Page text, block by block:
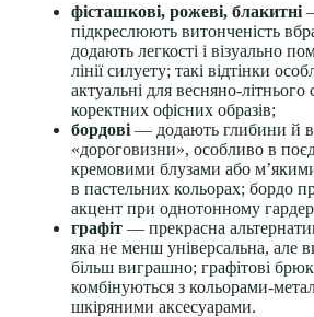
фісташкові, рожеві, блакитні
підкреслюють витонченість
додають легкості і візуально
лінії силуету; такі відтінки
актуальні для весняно-літнього
коректних офісних образів;
бордові — додають глибини й
«дороговизни», особливо в
кремовими блузами або
в пастельних кольорах; бордо
акцент при однотонному
графіт — прекрасна
яка не менш універсальна, але
більш виграшно; графітові
комбінуються з кольорами-
шкіряними аксесуарами.